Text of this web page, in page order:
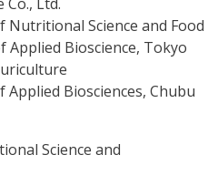
Nutritional Science and Food
Applied Bioscience, Tokyo
Biosciences, Chubu
Science and